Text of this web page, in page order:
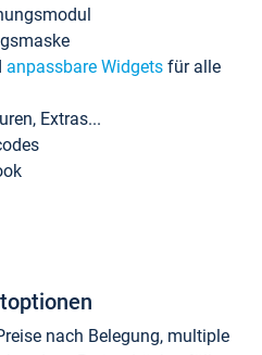
anpassbare Widgets für alle
Extras...
nach Belegung, multiple